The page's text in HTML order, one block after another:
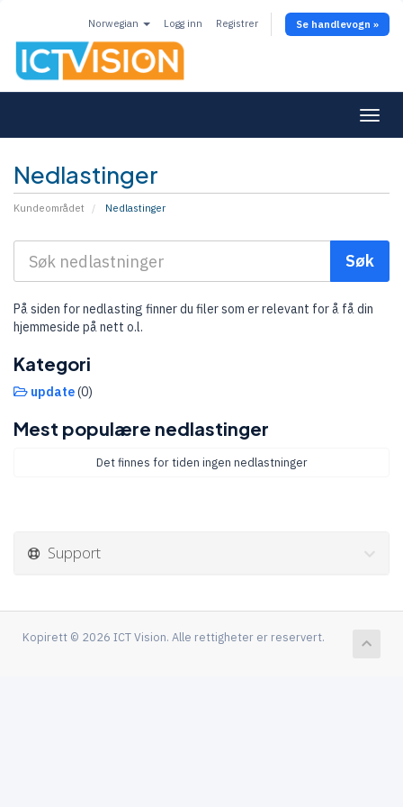
Norwegian Logg inn Registrer Se handlevogn »
Nedlastinger
Kundeområdet Nedlastinger
På siden for nedlasting finner du filer som er relevant for å få din
hjemmeside på nett o.l.
Kategori
update(0)
Mest populære nedlastinger
Det finnes for tiden ingen nedlastninger
Support
Kopirett © 2026 ICT Vision. Alle rettigheter er reservert.